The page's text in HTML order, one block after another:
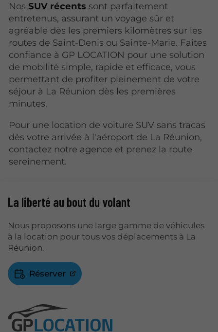
NosSUV récents sont parfaitement
entretenus, assurant un voyage sûr et
agréable dès les premiers kilomètres sur les
routes de Saint-Denis ou Sainte-Marie. Faites
confiance à GP LOCATION pour une solution
de mobilité simple, rapide et efficace, vous
permettant de profiter pleinement de votre
séjour à La Réunion dès les premières
minutes.
Pour une location de voiture SUV sans tracas
dès votre arrivée à l'aéroport de La Réunion,
contactez notre agence et prenez la route
sereinement.
La liberté au bout du volant
Nous proposons une large gamme de véhicules
à la location pour tous vos déplacements à La
Réunion.
Réserver